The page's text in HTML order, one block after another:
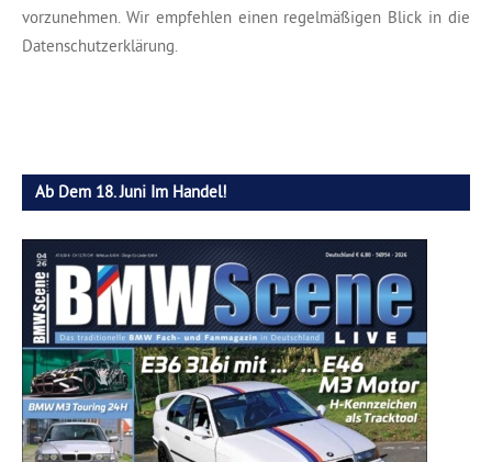
vorzunehmen. Wir empfehlen einen regelmäßigen Blick in die
Datenschutzerklärung.
Ab Dem 18. Juni Im Handel!